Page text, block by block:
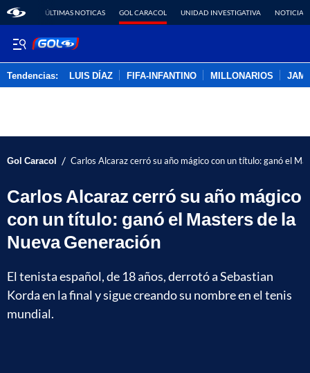
ÚLTIMAS NOTICAS GOL CARACOL UNIDAD INVESTIGATIVA NOTICIAS
Tendencias: LUIS DÍAZ FIFA-INFANTINO MILLONARIOS
Gol Caracol / Carlos Alcaraz cerró su año mágico con un título: ganó el
Carlos Alcaraz cerró su año mágico
con un título: ganó el Masters de la
Nueva Generación
El tenista español, de 18 años, derrotó a Sebastian
Korda en la final y sigue creando su nombre en el tenis
mundial.